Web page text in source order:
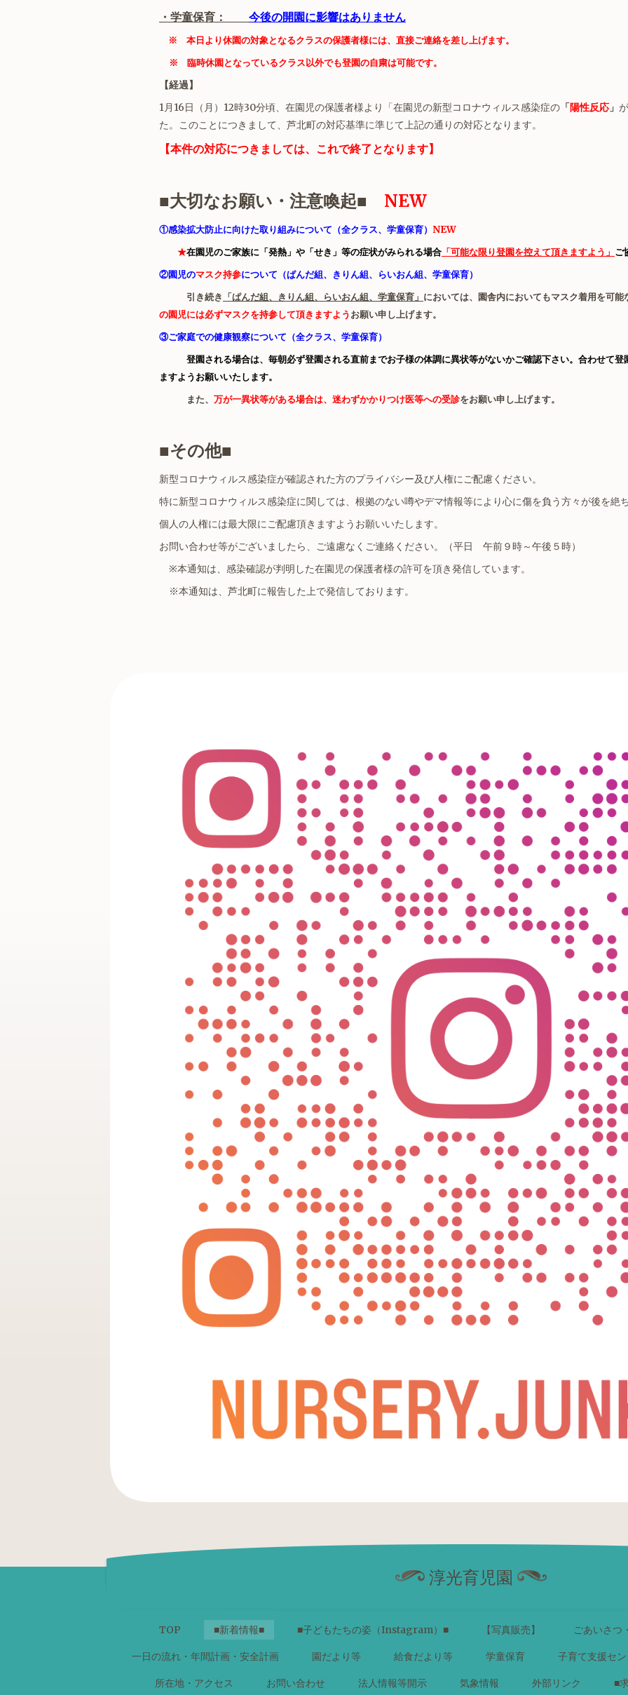
・学童保育： 今後の開園に影響はありません
※ 本日より休園の対象となるクラスの保護者様には、直接ご連絡を差し上げます。
※ 臨時休園となっているクラス以外でも登園の自粛は可能です。
【経過】
1月16日（月）12時30分頃、在園児の保護者様より「在園児の新型コロナウィルス感染症の 「陽性反応 」
た。このことにつきまして、芦北町の対応基準に準じて上記の通りの対応となります。
【本件の対応につきましては、これで終了となります】
■大切なお願い・注意喚起■ NEW
①感染拡大防止に向けた取り組みについて（全クラス、学童保育） NEW
★在園児のご家族に「発熱」や「せき」等の症状がみられる場合 「可能な限り登園を控えて頂きますよう」 ご
②園児のマスク持参について（ぱんだ組、きりん組、らいおん組、学童保育）
引き続き 「ぱんだ組、きりん組、らいおん組、学童保育」 においては、園舎内においてもマスク着用を可能
の園児には必ずマスクを持参して頂きますよう お願い申し上げます。
③ご家庭での健康観察について（全クラス、学童保育）
登園される場合は、毎朝必ず登園される直前までお子様の体調に異状等がないかご確認下さい。合わせて登
ますようお願いいたします。
また、 万が一異状等がある場合は、迷わずかかりつけ医等への受診をお願い申し上げます。
■その他■
新型コロナウィルス感染症が確認された方のプライバシー及び人権にご配慮ください。
特に新型コロナウィルス感染症に関しては、根拠のない噂やデマ情報等により心に傷を負う方々が後を絶ち
個人の人権には最大限にご配慮頂きますようお願いいたします。
お問い合わせ等がございましたら、ご遠慮なくご連絡ください。（平日 午前９時～午後５時）
※本通知は、感染確認が判明した在園児の保護者様の許可を頂き発信しています。
※本通知は、芦北町に報告した上で発信しております。
淳光育児園
TOP ■新着情報■ ■子どもたちの姿（Instagram）■ 【写真販売】 ごあいさつ
一日の流れ・年間計画・安全計画 園だより等 給食だより等 学童保育 子育て支援セ
所在地・アクセス お問い合わせ 法人情報等開示 気象情報 外部リンク ■